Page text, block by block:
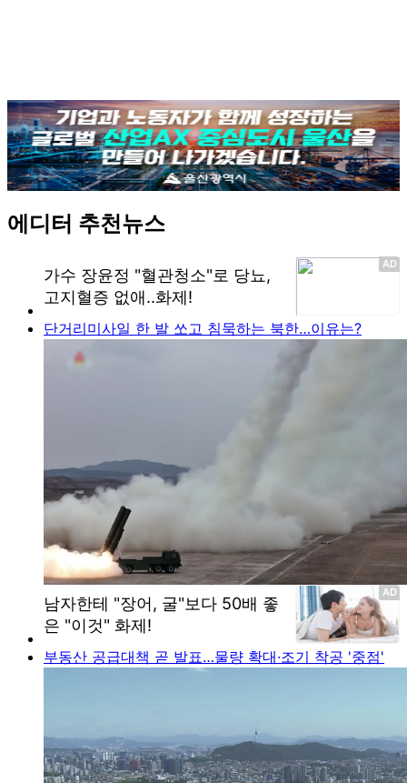
에디터 추천뉴스
단거리미사일 한 발 쏘고 침묵하는 북한…이유는?
부동산 공급대책 곧 발표…물량 확대·조기 착공 '중점'